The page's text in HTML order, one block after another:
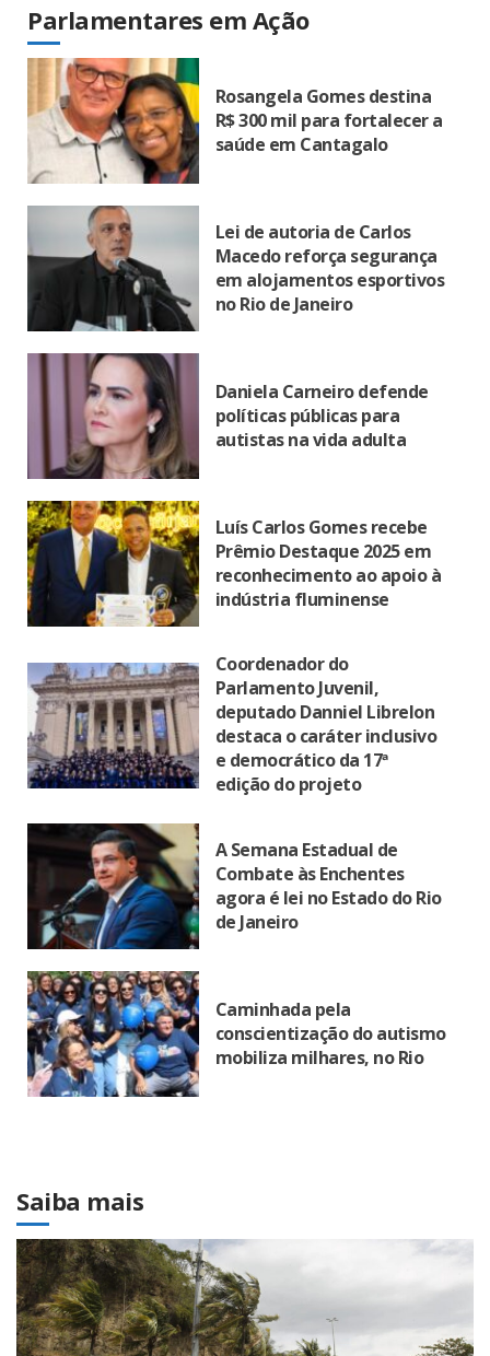
Parlamentares em Ação
Rosangela Gomes destina
R$ 300 mil para fortalecer a
saúde em Cantagalo
Lei de autoria de Carlos
Macedo reforça segurança
em alojamentos esportivos
no Rio de Janeiro
Daniela Carneiro defende
políticas públicas para
autistas na vida adulta
Luís Carlos Gomes recebe
Prêmio Destaque 2025 em
reconhecimento ao apoio à
indústria fluminense
Coordenador do
Parlamento Juvenil,
deputado Danniel Librelon
destaca o caráter inclusivo
e democrático da 17ª
edição do projeto
A Semana Estadual de
Combate às Enchentes
agora é lei no Estado do Rio
de Janeiro
Caminhada pela
conscientização do autismo
mobiliza milhares, no Rio
Saiba mais